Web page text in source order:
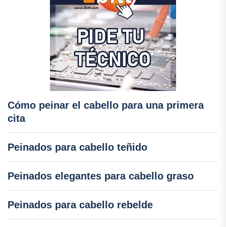
Cómo peinar el cabello para una primera
cita
Peinados para cabello teñido
Peinados elegantes para cabello graso
Peinados para cabello rebelde